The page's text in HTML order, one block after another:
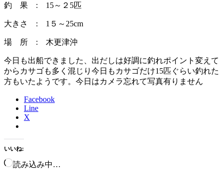
釣 果 : 15～２5匹
大きさ : 1５～25cm
場 所 : 木更津沖
今日も出船できました、出だしは好調に釣れポイント変えて
からカサゴも多く混じり今日もカサゴだけ15匹ぐらい釣れた
方もいたようです。今日はカメラ忘れて写真有りません
Facebook
Line
X
いいね:
読み込み中…